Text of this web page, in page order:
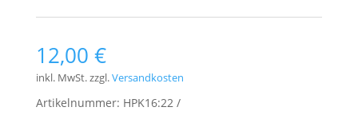
12,00 €
inkl. MwSt.zzgl.Versandkosten
Artikelnummer: HPK16:22